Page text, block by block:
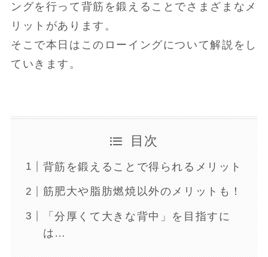
ングを行って背筋を鍛えることでさまざまなメ
リットがあります。
そこで本日はこのローイングについて解説をし
ていきます。
目次
背筋を鍛えることで得られるメリット
筋肥大や脂肪燃焼以外のメリットも！
「分厚くて大きな背中」を目指すに
は…